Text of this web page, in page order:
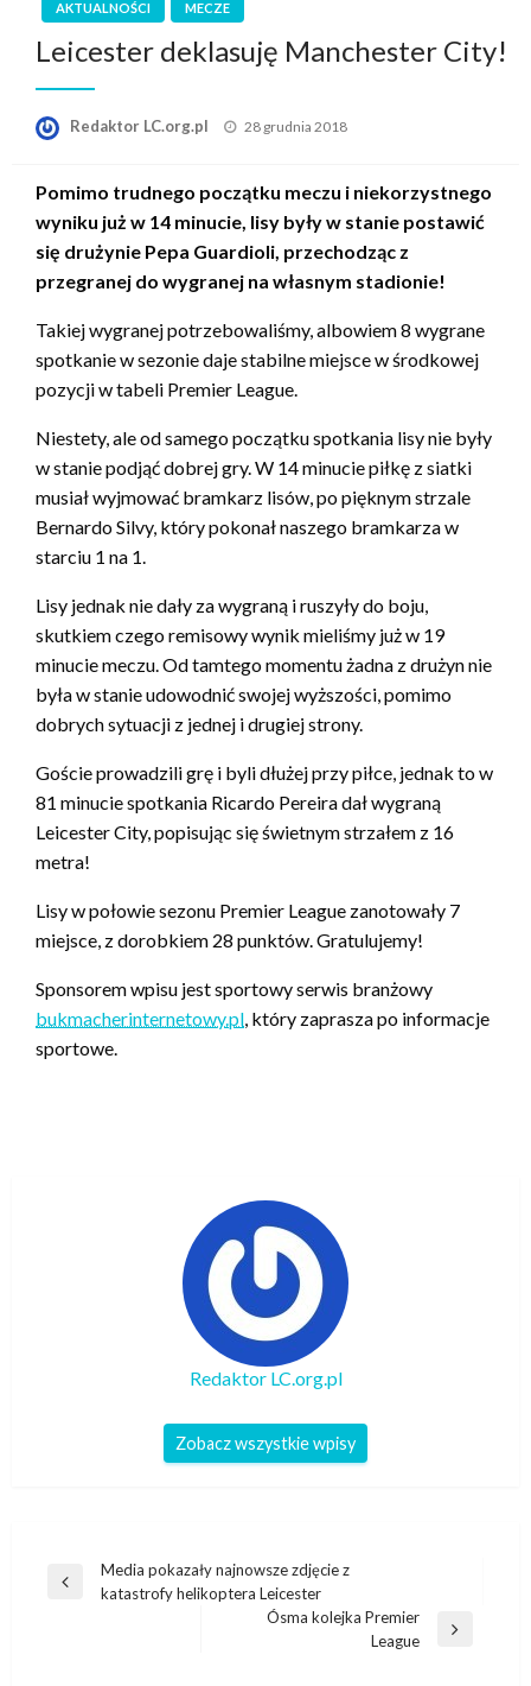
AKTUALNOŚCI MECZE
Leicester deklasuję Manchester City!
Redaktor LC.org.pl
Opublikowane
28 grudnia 2018
Pomimo trudnego początku meczu i niekorzystnego
wyniku już w 14 minucie, lisy były w stanie postawić
się drużynie Pepa Guardioli, przechodząc z
przegranej do wygranej na własnym stadionie!
Takiej wygranej potrzebowaliśmy, albowiem 8 wygrane
spotkanie w sezonie daje stabilne miejsce w środkowej
pozycji w tabeli Premier League.
Niestety, ale od samego początku spotkania lisy nie były
w stanie podjąć dobrej gry. W 14 minucie piłkę z siatki
musiał wyjmować bramkarz lisów, po pięknym strzale
Bernardo Silvy, który pokonał naszego bramkarza w
starciu 1 na 1.
Lisy jednak nie dały za wygraną i ruszyły do boju,
skutkiem czego remisowy wynik mieliśmy już w 19
minucie meczu. Od tamtego momentu żadna z drużyn nie
była w stanie udowodnić swojej wyższości, pomimo
dobrych sytuacji z jednej i drugiej strony.
Goście prowadzili grę i byli dłużej przy piłce, jednak to w
81 minucie spotkania Ricardo Pereira dał wygraną
Leicester City, popisując się świetnym strzałem z 16
metra!
Lisy w połowie sezonu Premier League zanotowały 7
miejsce, z dorobkiem 28 punktów. Gratulujemy!
Sponsorem wpisu jest sportowy serwis branżowy
bukmacherinternetowy.pl , który zaprasza po informacje
sportowe.
Redaktor LC.org.pl
Zobacz wszystkie wpisy
Nawigacja
wpisu
Poprzedni
Media pokazały najnowsze zdjęcie z
katastrofy helikoptera Leicester
Ósma kolejka Premier
League